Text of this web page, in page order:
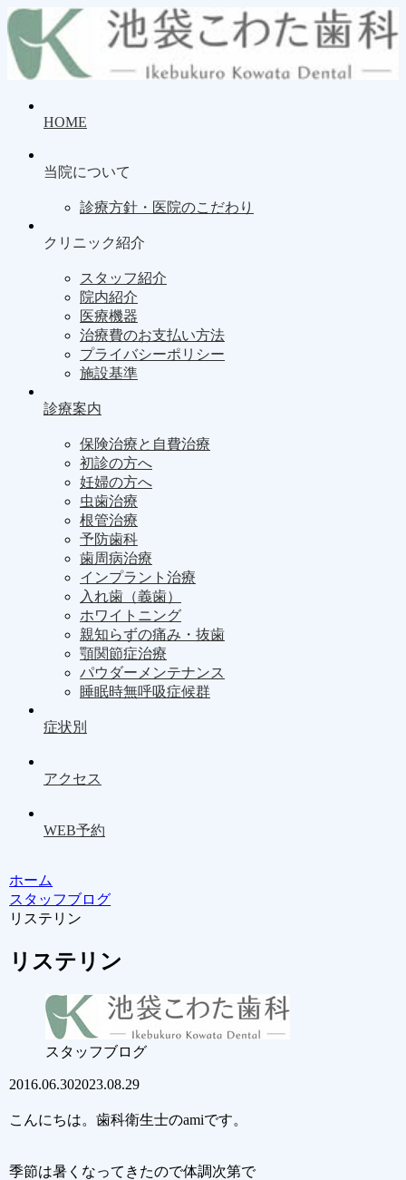
HOME
当院について
診療方針・医院のこだわり
クリニック紹介
スタッフ紹介
院内紹介
医療機器
治療費のお支払い方法
プライバシーポリシー
施設基準
診療案内
保険治療と自費治療
初診の方へ
妊婦の方へ
虫歯治療
根管治療
予防歯科
歯周病治療
インプラント治療
入れ歯（義歯）
ホワイトニング
親知らずの痛み・抜歯
顎関節症治療
パウダーメンテナンス
睡眠時無呼吸症候群
症状別
アクセス
WEB予約
ホーム
スタッフブログ
リステリン
リステリン
スタッフブログ
2016.06.302023.08.29
こんにちは。歯科衛生士のamiです。
季節は暑くなってきたので体調次第で